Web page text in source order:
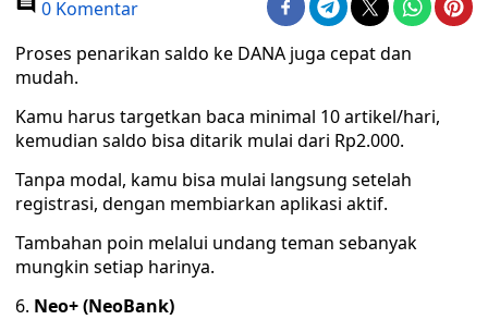
0 Komentar
Proses penarikan saldo ke DANA juga cepat dan
mudah.
Kamu harus targetkan baca minimal 10 artikel/hari,
kemudian saldo bisa ditarik mulai dari Rp2.000.
Tanpa modal, kamu bisa mulai langsung setelah
registrasi, dengan membiarkan aplikasi aktif.
Tambahan poin melalui undang teman sebanyak
mungkin setiap harinya.
Neo+ (NeoBank)